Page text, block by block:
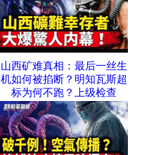
山西矿难真相：最后一丝生
机如何被掐断？明知瓦斯超
标为何不跑？上级检查